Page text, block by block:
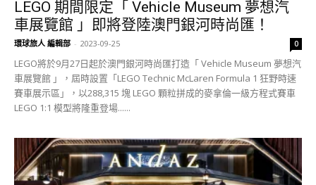
LEGO 期間限定「 Vehicle Museum 夢想汽
車展覽館 」即將登陸澳門銀河時尚匯！
環球旅人 編輯部 - 2023-09-25 0
LEGO將於9月27日起於澳門銀河時尚匯打造「 Vehicle Museum 夢想汽
車展覽館 」，屆時設置「LEGO Technic McLaren Formula 1 狂野時速
賽車展示區」，以288,315 塊 LEGO 顆粒拼成的麥拿倫一級方程式賽車
LEGO 1:1 模型將隆重登場......